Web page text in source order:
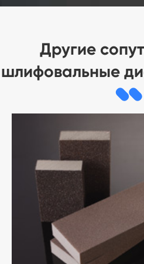
Другие
шлифовальные